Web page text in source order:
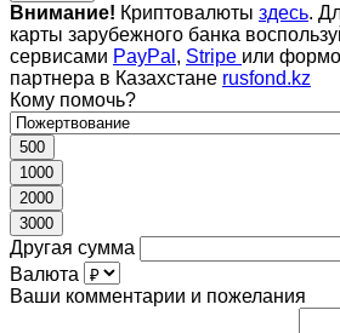
Внимание! Криптовалюты здесь.
карты зарубежного банка
сервисами PayPal , Stripe или
партнера в Казахстане rusfond.kz
Кому помочь?
500
1000
2000
3000
Другая сумма
Валюта
Ваши комментарии и пожелания